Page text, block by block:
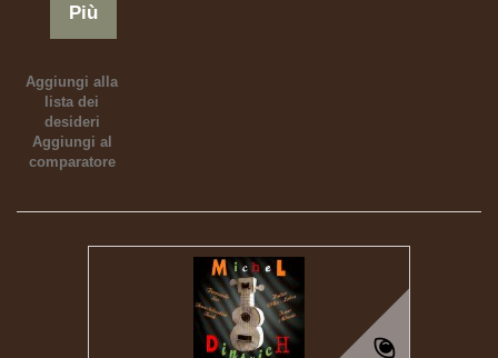
Più
Aggiungi alla
lista dei
desideri
Aggiungi al
comparatore